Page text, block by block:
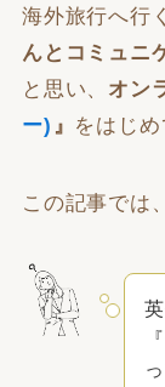
海外旅行へ行
んとコミュニ
と思い、 オン
ー) 』 をはじめ
この記事では、
『